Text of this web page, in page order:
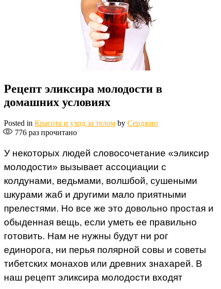
Рецепт эликсира молодости в
домашних условиях
Posted in Красота и уход за телом by Серджио
776 раз прочитано
У некоторых людей словосочетание «эликсир
молодости» вызывает ассоциации с
колдунами, ведьмами, волшбой, сушеными
шкурами жаб и другими мало приятными
прелестями. Но все же это довольно простая и
обыденная вещь, если уметь ее правильно
готовить. Нам не нужны будут ни рог
единорога, ни перья полярной совы и советы
тибетских монахов или древних знахарей. В
наш рецепт эликсира молодости входят